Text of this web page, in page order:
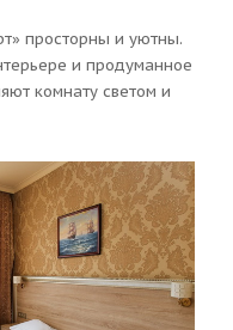
просторны и уютны.
и продуманное
комнату светом и